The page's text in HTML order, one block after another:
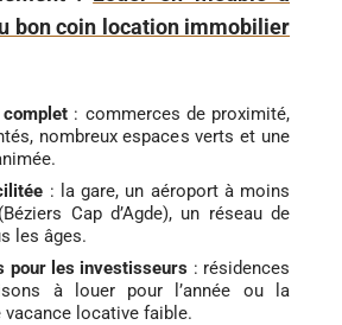
bon coin location immobilier
: commerces de proximité,
nombreux espaces verts et une
: la gare, un aéroport à moins
Cap d’Agde), un réseau de
les âges.
pour les investisseurs : résidences
à louer pour l’année ou la
vacance locative faible.